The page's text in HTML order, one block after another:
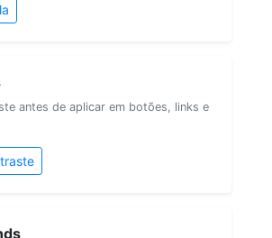
antes de aplicar em botões, links e